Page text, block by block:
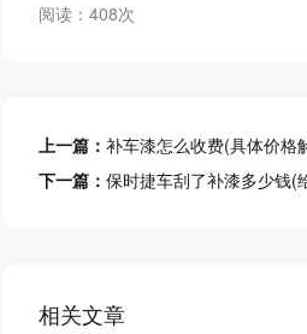
阅读：408次
上一篇： 补车漆怎么收费(具体价格
下一篇： 保时捷车刮了补漆多少钱(
相关文章